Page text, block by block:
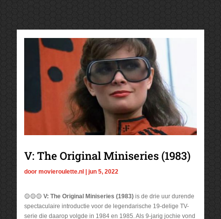
V: The Original Miniseries (1983)
door movieroulette.nl jun 5, 2022
🟡🟡🟡 V: The Original Miniseries (1983)is de drie uur durende
spectaculaire introductie voor de legendarische 19-delige TV-
serie die daarop volgde in 1984 en 1985. Als 9-jarig jochie vond